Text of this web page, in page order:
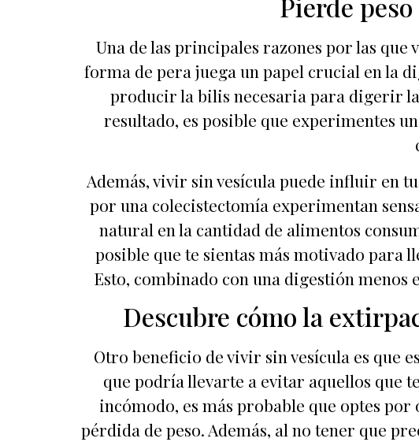
Pierde
Una de las principales razones por las que
forma de pera juega un papel crucial en la
producir la bilis necesaria para digerir
resultado, es posible que experimentes
Además, vivir sin vesícula puede influir en
por una colecistectomía experimentan
natural en la cantidad de alimentos
posible que te sientas más motivado para
Esto, combinado con una digestión menos
Descubre cómo la
Otro beneficio de vivir sin vesícula es que
que podría llevarte a evitar aquellos que
incómodo, es más probable que optes
pérdida de peso. Además, al no tener que